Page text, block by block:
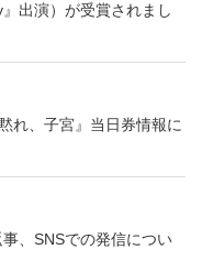
出演）が受賞されまし
れ、子宮』当日券情報に
、SNSでの発信につい